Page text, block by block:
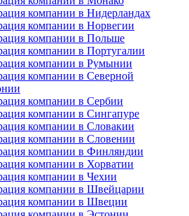
компании в Нидерландах
компании в Норвегии
компании в Польше
компании в Португалии
компании в Румынии
компании в Северной
компании в Сербии
компании в Сингапуре
компании в Словакии
компании в Словении
компании в Финляндии
компании в Хорватии
компании в Чехии
компании в Швейцарии
компании в Швеции